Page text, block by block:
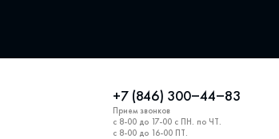
+7 (846) 300‒44‒83
Прием звонков
с 8-00 до 17-00 с ПН. по ЧТ.
с 8-00 до 16-00 ПТ.